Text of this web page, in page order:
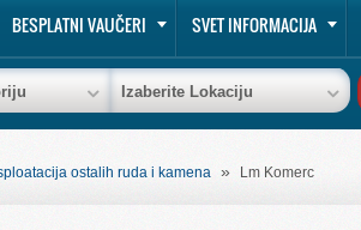
BESPLATNI VAUČERI SVET INFORMACIJA
Izaberite Lokaciju
ostalih ruda i kamena » Lm Komerc